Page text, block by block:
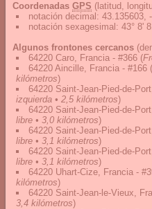
Coordenadas GPS (latitud,
notación decimal : 43.135603,
notación sexagesimal : 43° 8'
Algunos frontones cercanos
64220 Caro, Francia - #366 (
64220 Aincille, Francia - #166 (
kilómetros)
64220 Saint-Jean-Pied-de-
izquierda • 2,5 kilómetros)
64220 Saint-Jean-Pied-de-
libre • 3,0 kilómetros)
64220 Saint-Jean-Pied-de-
libre • 3,1 kilómetros)
64220 Saint-Jean-Pied-de-
libre • 3,1 kilómetros)
64220 Uhart-Cize, Francia -
kilómetros)
64220 Saint-Jean-le-Vieux,
3,4 kilómetros)